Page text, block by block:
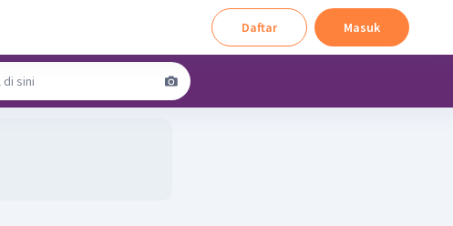
Daftar Masuk